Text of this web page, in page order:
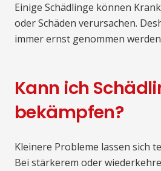
Einige Schädlinge können
oder Schäden verursachen.
immer ernst genommen
Kann ich
bekämpfen?
Kleinere Probleme lassen sich
Bei stärkerem oder